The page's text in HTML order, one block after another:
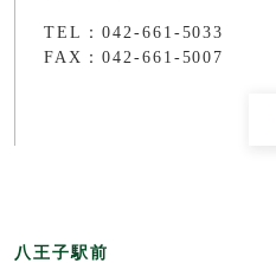
TEL：042-661-5033
FAX：042-661-5007
八王子駅前